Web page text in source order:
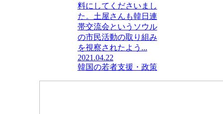
料にしてくださいまし
た。土屋さんも韓日連
帯交流会というソウル
の市民活動の取り組み
を視察されたよう...
2021.04.22
韓国の若者支援・政策